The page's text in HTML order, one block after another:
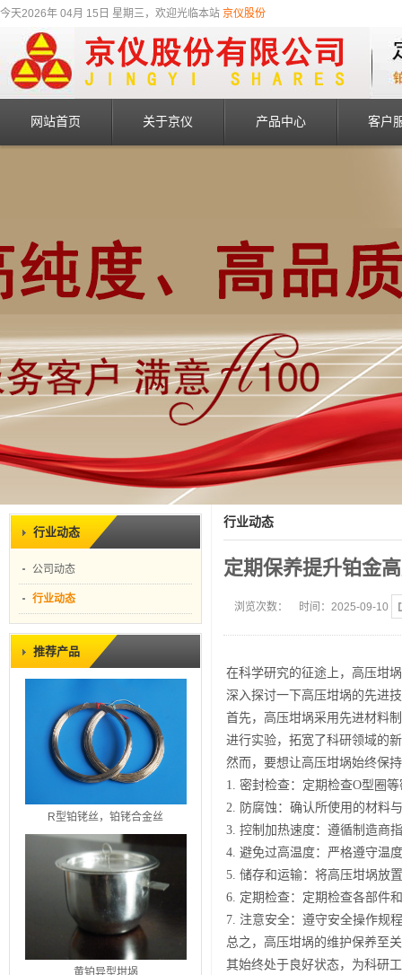
今天2026年 04月 15日 星期三，欢迎光临本站 京仪股份
网站首页 关于京仪 产品中心 客户
行业动态
公司动态
行业动态
推荐产品
R型铂铑丝，铂铑合金丝
黄铂异型坩埚
行业动态
定期保养提升铂金
浏览次数： 时间：2025-09-10
在科学研究的征途上，高压坩
深入探讨一下高压坩埚的先进
首先，高压坩埚采用先进材料
进行实验，拓宽了科研领域的
然而，要想让高压坩埚始终保
1. 密封检查：定期检查O型圈
2. 防腐蚀：确认所使用的材料
3. 控制加热速度：遵循制造商
4. 避免过高温度：严格遵守温
5. 储存和运输：将高压坩埚放
6. 定期检查：定期检查各部件
7. 注意安全：遵守安全操作规
总之，高压坩埚的维护保养至
其始终处于良好状态，为科研